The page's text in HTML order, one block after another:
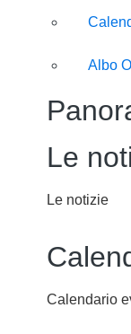
Albo
Le
Le notizie
Calendario